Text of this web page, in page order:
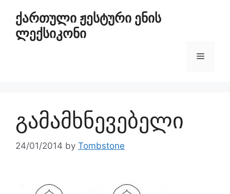
ქართული ჟესტური ენის
ლექსიკონი
გამამხნევებელი
24/01/2014 by Tombstone